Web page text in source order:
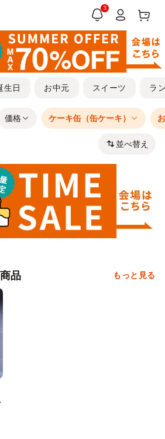
3
生日 お中元 スイーツ ラ
価格 ケーキ缶（缶ケーキ）
並べ替え
品 もっと見る